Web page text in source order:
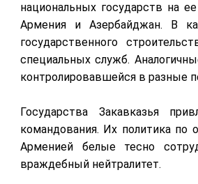
национальных государств на
Армения и Азербайджан. В
государственного
специальных служб.
контролировавшейся в разные
Государства Закавказья
командования. Их политика
Арменией белые тесно
враждебный нейтралитет.